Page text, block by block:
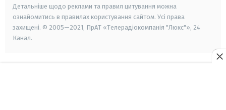
Детальніше щодо реклами та правил цитування можна
ознайомитись в правилах користування сайтом. Усі права
захищені. © 2005—2021, ПрАТ «Телерадіокомпанія "Люкс"», 24
Канал.